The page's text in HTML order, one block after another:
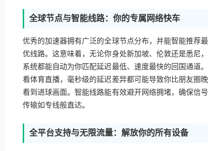
全球节点与智能线路：你的专属网络快车
优秀的加速器拥有广泛的全球节点分布，并能智能推荐最
优线路。这意味着，无论你身处新加坡、伦敦还是悉尼，
系统都能自动为你匹配延迟最低、速度最快的回国通道。
看体育直播，毫秒级的延迟差异都可能导致你比朋友圈晚
看到进球画面。智能线路能有效避开网络拥堵，确保信号
传输如专线般直达。
全平台支持与无限流量：解放你的所有设备